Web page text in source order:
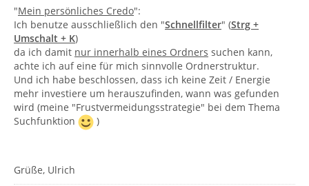
"Mein persönliches Credo":
Ich benutze ausschließlich den "Schnellfilter" (Strg +
Umschalt + K)
da ich damit nur innerhalb eines Ordners suchen kann,
achte ich auf eine für mich sinnvolle Ordnerstruktur.
Und ich habe beschlossen, dass ich keine Zeit / Energie
mehr investiere um herauszufinden, wann was gefunden
wird (meine "Frustvermeidungsstrategie" bei dem Thema
Suchfunktion
)
Grüße, Ulrich